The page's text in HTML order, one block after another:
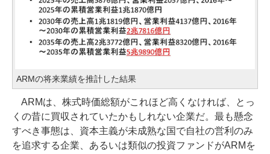
ARMの将来業績を推計した結果
ARMは、株式時価総額がこれほど高くなければ、とっ
くの昔に買収されていたかもしれない企業だ。最も懸念
すべき事態は、資本主義が未成熟な国で自社の営利のみ
を追求する企業、あるいは類似の投資ファンドがARMを